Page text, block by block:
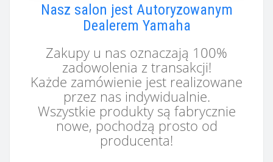
Nasz salon jest Autoryzowanym
Dealerem Yamaha
Zakupy u nas oznaczają 100%
zadowolenia z transakcji!
Każde zamówienie jest realizowane
przez nas indywidualnie.
Wszystkie produkty są fabrycznie
nowe, pochodzą prosto od
producenta!